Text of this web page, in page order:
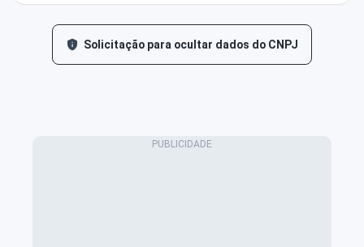
Solicitação para ocultar dados do CNPJ